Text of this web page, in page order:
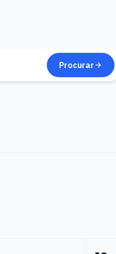
Procurar